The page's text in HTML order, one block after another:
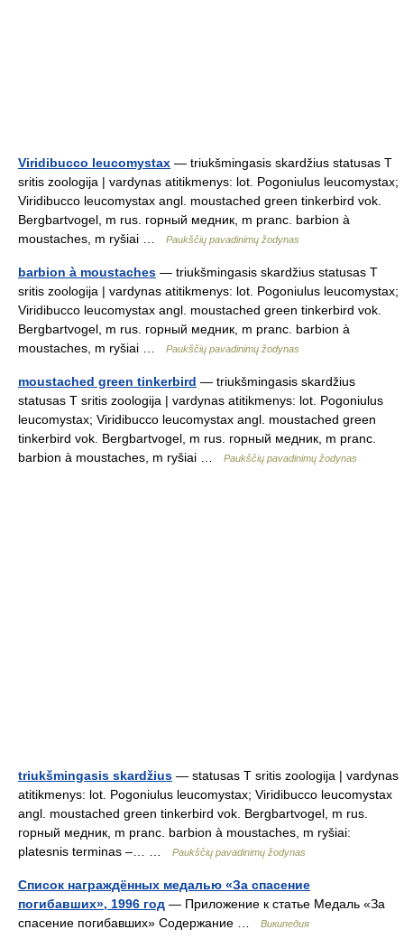
Viridibucco leucomystax — triukšmingasis skardžius statusas T
sritis zoologija | vardynas atitikmenys: lot. Pogoniulus leucomystax;
Viridibucco leucomystax angl. moustached green tinkerbird vok.
Bergbartvogel, m rus. горный медник, m pranc. barbion à
moustaches, m ryšiai …
Paukščių pavadinimų žodynas
barbion à moustaches — triukšmingasis skardžius statusas T
sritis zoologija | vardynas atitikmenys: lot. Pogoniulus leucomystax;
Viridibucco leucomystax angl. moustached green tinkerbird vok.
Bergbartvogel, m rus. горный медник, m pranc. barbion à
moustaches, m ryšiai …
Paukščių pavadinimų žodynas
moustached green tinkerbird — triukšmingasis skardžius
statusas T sritis zoologija | vardynas atitikmenys: lot. Pogoniulus
leucomystax; Viridibucco leucomystax angl. moustached green
tinkerbird vok. Bergbartvogel, m rus. горный медник, m pranc.
barbion à moustaches, m ryšiai …
Paukščių pavadinimų žodynas
triukšmingasis skardžius — statusas T sritis zoologija | vardynas
atitikmenys: lot. Pogoniulus leucomystax; Viridibucco leucomystax
angl. moustached green tinkerbird vok. Bergbartvogel, m rus.
горный медник, m pranc. barbion à moustaches, m ryšiai:
platesnis terminas –… …
Paukščių pavadinimų žodynas
Список награждённых медалью «За спасение
погибавших», 1996 год — Приложение к статье Медаль «За
спасение погибавших» Содержание …
Википедия